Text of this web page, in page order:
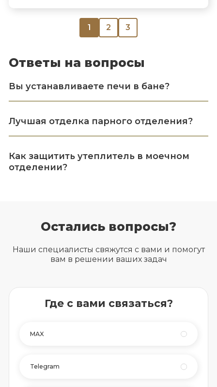
1 2 3
Ответы на вопросы
Вы устанавливаете печи в бане?
Лучшая отделка парного отделения?
Как защитить утеплитель в моечном
отделении?
Остались вопросы?
Наши специалисты свяжутся с вами и помогут
вам в решении ваших задач
Где с вами связаться?
MAX
Telegram